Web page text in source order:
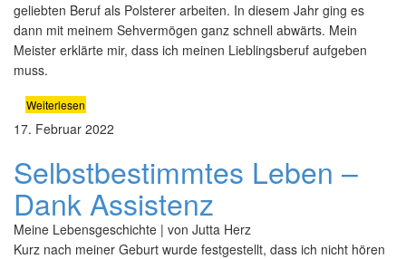
geliebten Beruf als Polsterer arbeiten. In diesem Jahr ging es
dann mit meinem Sehvermögen ganz schnell abwärts. Mein
Meister erklärte mir, dass ich meinen Lieblingsberuf aufgeben
muss.
Weiterlesen
17. Februar 2022
Selbstbestimmtes Leben –
Dank Assistenz
Meine Lebensgeschichte | von Jutta Herz
Kurz nach meiner Geburt wurde festgestellt, dass ich nicht hören